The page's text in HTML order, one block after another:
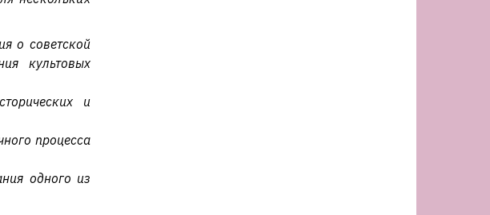
о советской
культовых
и
процесса
одного из